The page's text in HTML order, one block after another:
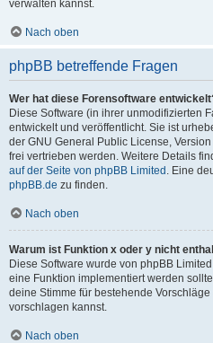
verwalten kannst.
Nach oben
phpBB betreffende Fragen
Wer hat diese Forensoftware
Diese Software (in ihrer unmodifizierten
entwickelt und veröffentlicht. Sie ist
der GNU General Public License,
frei vertrieben werden. Weitere Details
auf der Seite von phpBB Limited . Eine
phpBB.de zu finden.
Nach oben
Warum ist Funktion x oder y nicht
Diese Software wurde von phpBB
eine Funktion implementiert werden
deine Stimme für bestehende
vorschlagen kannst.
Nach oben